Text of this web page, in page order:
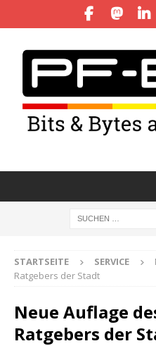
STARTSEITE SERVICE
Ratgebers der Stadt
Neue Auflage
Ratgebers der